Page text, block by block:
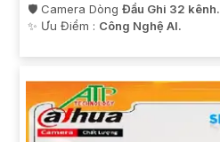
🛡 Camera Dòng Đầu Ghi 32 kênh.
️✨ Ưu Điểm : Công Nghệ AI.